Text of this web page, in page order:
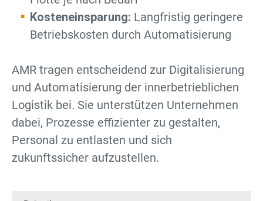
Kosteneinsparung: Langfristig geringere
Betriebskosten durch Automatisierung
AMR tragen entscheidend zur Digitalisierung
und Automatisierung der innerbetrieblichen
Logistik bei. Sie unterstützen Unternehmen
dabei, Prozesse effizienter zu gestalten,
Personal zu entlasten und sich
zukunftssicher aufzustellen.